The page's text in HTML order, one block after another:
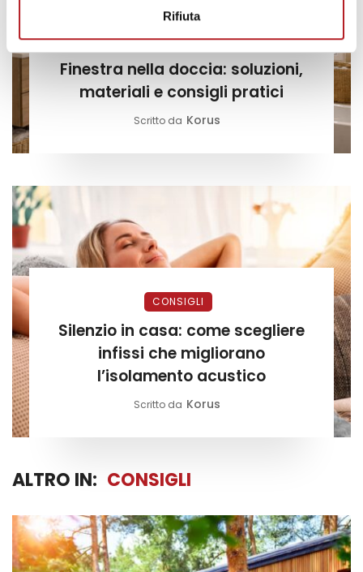
Rifiuta
CONSIGLI
Finestra nella doccia: soluzioni,
materiali e consigli pratici
Scritto da Korus
CONSIGLI
Silenzio in casa: come scegliere
infissi che migliorano
l’isolamento acustico
Scritto da Korus
ALTRO IN: CONSIGLI